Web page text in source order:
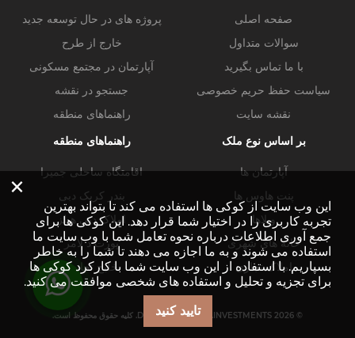
صفحه اصلی
سوالات متداول
با ما تماس بگیرید
سیاست حفظ حریم خصوصی
نقشه سایت
پروژه های در حال توسعه جدید
خارج از طرح
آپارتمان در مجتمع مسکونی
جستجو در نقشه
راهنماهای منطقه
بر اساس نوع ملک
آپارتمان ها
پنت هاوس ها
ویلاها
خانه های شهری
املاک تجاری
راهنماهای منطقه
اقامتگاه ساحلی جمیرا
بندر کریک دبی
املاک دبی هیلز
پورت د لامر
خلیج تجاری
© DUBAI-PROPERTY.INVESTMENTS 2026. کلیه حقوق محفوظ است.
×
این وب سایت از کوکی ها استفاده می کند تا بتواند بهترین
تجربه کاربری را در اختیار شما قرار دهد. این کوکی ها برای
جمع آوری اطلاعات درباره نحوه تعامل شما با وب سایت ما
استفاده می شوند و به ما اجازه می دهند تا شما را به خاطر
بسپاریم. با استفاده از این وب سایت شما با کارکرد کوکی ها
برای تجزیه و تحلیل و استفاده های شخصی موافقت می کنید.
تایید کنید